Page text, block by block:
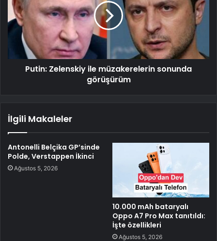
Putin: Zelenskiy ile müzakerelerin sonunda
görüşürüm
İlgili Makaleler
Antonelli Belçika GP’sinde
Polde, Verstappen İkinci
Ağustos 5, 2026
10.000 mAh bataryalı
Oppo A7 Pro Max tanıtıldı:
İşte özellikleri
Ağustos 5, 2026